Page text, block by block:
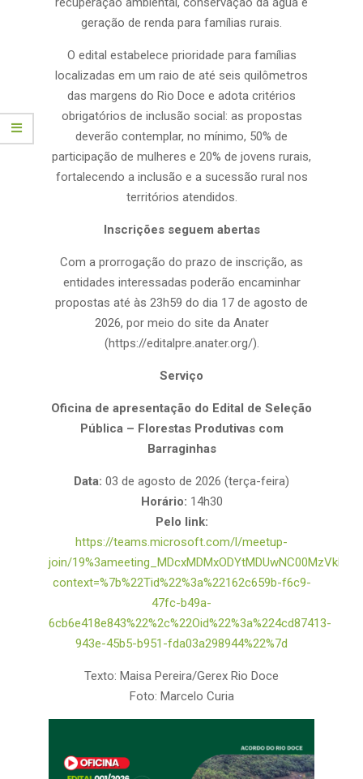
geração de renda para famílias rurais.
O edital estabelece prioridade para famílias
localizadas em um raio de até seis quilômetros
das margens do Rio Doce e adota critérios
obrigatórios de inclusão social: as propostas
deverão contemplar, no mínimo, 50% de
participação de mulheres e 20% de jovens rurais,
fortalecendo a inclusão e a sucessão rural nos
territórios atendidos.
Inscrições seguem abertas
Com a prorrogação do prazo de inscrição, as
entidades interessadas poderão encaminhar
propostas até às 23h59 do dia 17 de agosto de
2026, por meio do site da Anater
(https://editalpre.anater.org/).
Serviço
Oficina de apresentação do Edital de Seleção
Pública – Florestas Produtivas com
Barraginhas
Data: 03 de agosto de 2026 (terça-feira)
Horário: 14h30
Pelo link:
https://teams.microsoft.com/l/meetup-
join/
context=%7b%22Tid%22%3a%22162c659b-f6c9-
47fc-b49a-
6cb6e418e843%22%2c%22Oid%22%3a%224cd87413-
943e-45b5-b951-fda03a298944%22%7d
Texto: Maisa Pereira/Gerex Rio Doce
Foto: Marcelo Curia